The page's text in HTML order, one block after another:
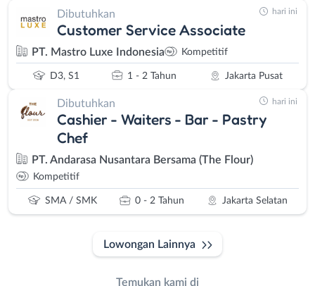
Dibutuhkan
Customer Service Associate
PT. Mastro Luxe Indonesia Kompetitif
D3, S1 1 - 2 Tahun Jakarta Pusat
hari ini
Dibutuhkan
Cashier - Waiters - Bar - Pastry
Chef
PT. Andarasa Nusantara Bersama (The Flour)
Kompetitif
SMA / SMK 0 - 2 Tahun Jakarta Selatan
hari ini
Lowongan Lainnya
Temukan kami di